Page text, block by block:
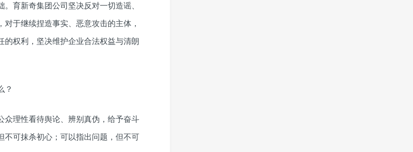
育新奇集团公司坚决反对一切造谣、
于继续捏造事实、恶意攻击的主体，
权利，坚决维护企业合法权益与清朗
？
理性看待舆论、辨别真伪，给予奋斗
可抹杀初心；可以指出问题，但不可